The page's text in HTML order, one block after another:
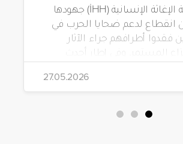
تواصل هيئة الإغاثة الإنسانية (İHH) جهودها
انقطاع لدعم ضحايا الحرب في
فقدوا أطرافهم جراء الآثار
المستمر. وفي إطار أحدث
مشاريعها، قامت الهيئة بتوزيع 228 كرسياً
على أشخاص من ذوي
الخاصة يعيشون في ظروف
دمشق، وحلب، وحماة،
27.05.2026